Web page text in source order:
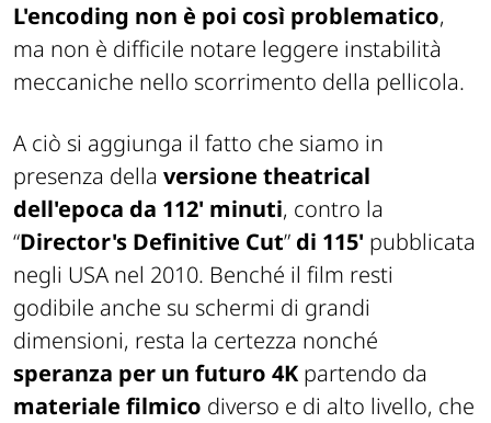
L'encoding non è poi così problematico,
ma non è difficile notare leggere instabilità
meccaniche nello scorrimento della pellicola.
A ciò si aggiunga il fatto che siamo in
presenza della versione theatrical
dell'epoca da 112' minuti, contro la
“Director's Definitive Cut” di 115' pubblicata
negli USA nel 2010. Benché il film resti
godibile anche su schermi di grandi
dimensioni, resta la certezza nonché
speranza per un futuro 4K partendo da
materiale filmico diverso e di alto livello, che